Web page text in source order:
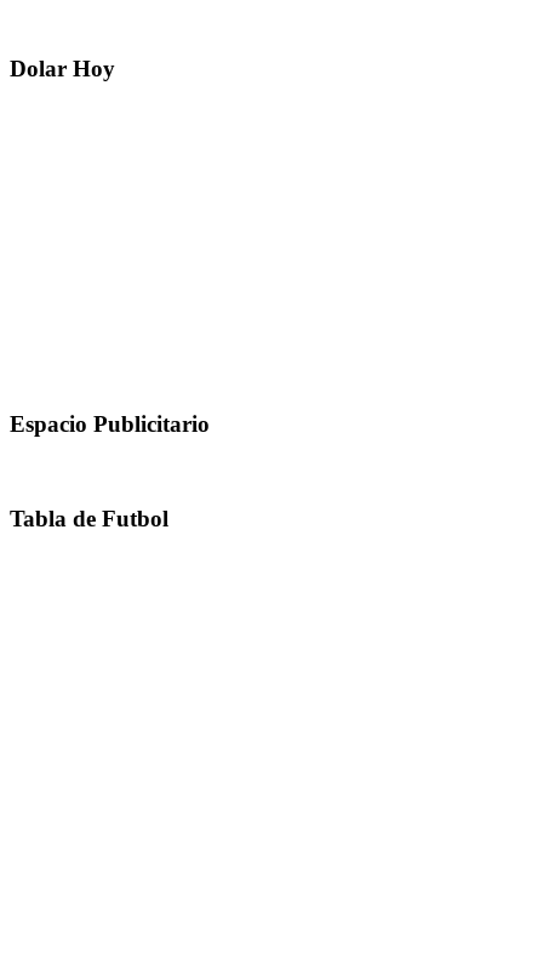
Dolar Hoy
Espacio Publicitario
Tabla de Futbol